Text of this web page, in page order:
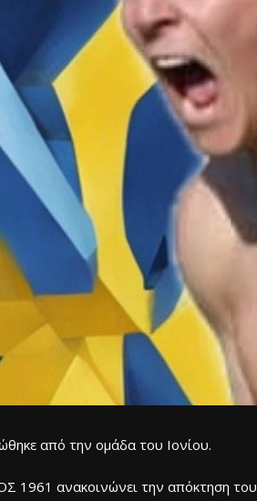
από την ομάδα του Ιονίου.
1961 ανακοινώνει την απόκτηση